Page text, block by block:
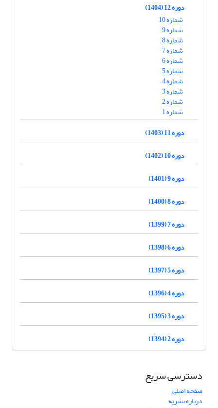
دوره 12 (1404)
شماره 10
شماره 9
شماره 8
شماره 7
شماره 6
شماره 5
شماره 4
شماره 3
شماره 2
شماره 1
دوره 11 (1403)
دوره 10 (1402)
دوره 9 (1401)
دوره 8 (1400)
دوره 7 (1399)
دوره 6 (1398)
دوره 5 (1397)
دوره 4 (1396)
دوره 3 (1395)
دوره 2 (1394)
دسترسی سریع
صفحه اصلی
درباره نشریه